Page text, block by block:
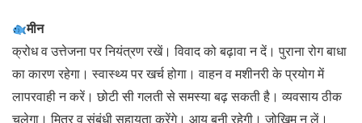
मीन
क्रोध व उत्तेजना पर नियंत्रण रखें। विवाद को बढ़ावा न दें। पुराना रोग बाधा
का कारण रहेगा। स्वास्थ्य पर खर्च होगा। वाहन व मशीनरी के प्रयोग में
लापरवाही न करें। छोटी सी गलती से समस्या बढ़ सकती है। व्यवसाय ठीक
चलेगा। मित्र व संबंधी सहायता करेंगे। आय बनी रहेगी। जोखिम न लें।